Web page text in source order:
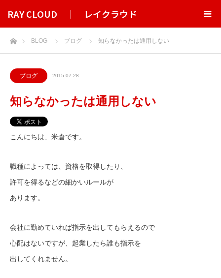
RAY CLOUD ｜ レイクラウド
ホームBLOG ブログ 知らなかったは通用しない
ブログ 2015.07.28
知らなかったは通用しない
こんにちは、米倉です。
職種によっては、資格を取得したり、
許可を得るなどの細かいルールが
あります。
会社に勤めていれば指示を出してもらえるので
心配はないですが、起業したら誰も指示を
出してくれません。